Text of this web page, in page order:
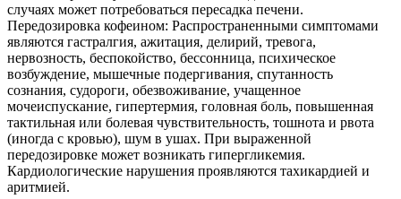
случаях может потребоваться пересадка печени.
Передозировка кофеином: Распространенными симптомами
являются гастралгия, ажитация, делирий, тревога,
нервозность, беспокойство, бессонница, психическое
возбуждение, мышечные подергивания, спутанность
сознания, судороги, обезвоживание, учащенное
мочеиспускание, гипертермия, головная боль, повышенная
тактильная или болевая чувствительность, тошнота и рвота
(иногда с кровью), шум в ушах. При выраженной
передозировке может возникать гипергликемия.
Кардиологические нарушения проявляются тахикардией и
аритмией.